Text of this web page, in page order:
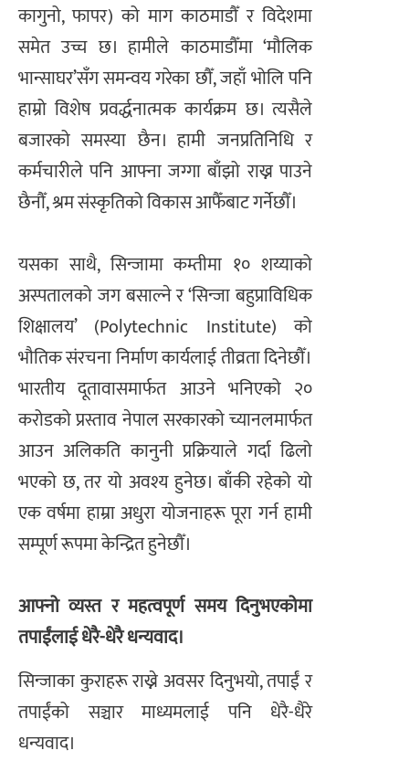
कागुनो, फापर) को माग काठमाडौँ र विदेशमा
समेत उच्च छ। हामीले काठमाडौँमा ‘मौलिक
भान्साघर’सँग समन्वय गरेका छौँ, जहाँ भोलि पनि
हाम्रो विशेष प्रवर्द्धनात्मक कार्यक्रम छ। त्यसैले
बजारको समस्या छैन। हामी जनप्रतिनिधि र
कर्मचारीले पनि आफ्ना जग्गा बाँझो राख्न पाउने
छैनौँ, श्रम संस्कृतिको विकास आफैँबाट गर्नेछौँ।
यसका साथै, सिन्जामा कम्तीमा १० शय्याको
अस्पतालको जग बसाल्ने र ‘सिन्जा बहुप्राविधिक
शिक्षालय’ (Polytechnic Institute) को
भौतिक संरचना निर्माण कार्यलाई तीव्रता दिनेछौँ।
भारतीय दूतावासमार्फत आउने भनिएको २०
करोडको प्रस्ताव नेपाल सरकारको च्यानलमार्फत
आउन अलिकति कानुनी प्रक्रियाले गर्दा ढिलो
भएको छ, तर यो अवश्य हुनेछ। बाँकी रहेको यो
एक वर्षमा हाम्रा अधुरा योजनाहरू पूरा गर्न हामी
सम्पूर्ण रूपमा केन्द्रित हुनेछौँ।
आफ्नो व्यस्त र महत्वपूर्ण समय दिनुभएकोमा
तपाईंलाई धेरै-धेरै धन्यवाद।
सिन्जाका कुराहरू राख्ने अवसर दिनुभयो, तपाईं र
तपाईंको सञ्चार माध्यमलाई पनि धेरै-धैरे
धन्यवाद।